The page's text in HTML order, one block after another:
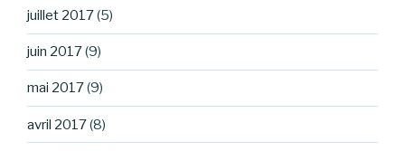
juillet 2017(5)
juin 2017(9)
mai 2017(9)
avril 2017(8)